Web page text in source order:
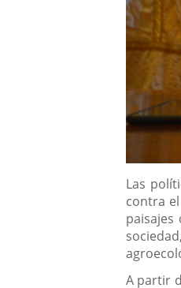
Las
contra
paisajes
A partir